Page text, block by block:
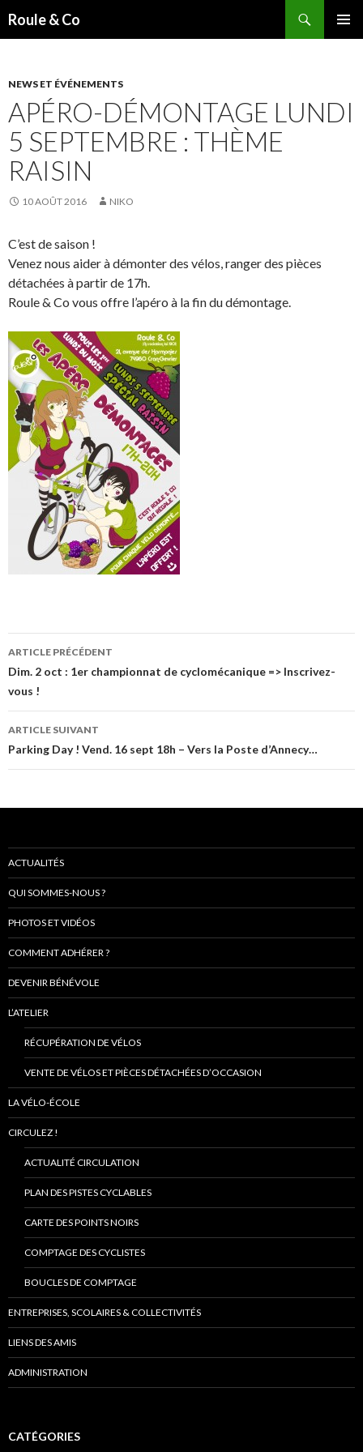
Roule & Co
PRINCIPAL
NEWS ET ÉVÉNEMENTS
APÉRO-DÉMONTAGE LUNDI
5 SEPTEMBRE : THÈME
RAISIN
10 AOÛT 2016 NIKO
C’est de saison !
Venez nous aider à démonter des vélos, ranger des pièces
détachées à partir de 17h.
Roule & Co vous offre l’apéro à la fin du démontage.
Navigation
de
l’article
ARTICLE PRÉCÉDENT
Dim. 2 oct : 1er championnat de cyclomécanique => Inscrivez-
vous !
ARTICLE SUIVANT
Parking Day ! Vend. 16 sept 18h – Vers la Poste d’Annecy…
ACTUALITÉS
QUI SOMMES-NOUS ?
PHOTOS ET VIDÉOS
COMMENT ADHÉRER ?
DEVENIR BÉNÉVOLE
L’ATELIER
RÉCUPÉRATION DE VÉLOS
VENTE DE VÉLOS ET PIÈCES DÉTACHÉES D’OCCASION
LA VÉLO-ÉCOLE
CIRCULEZ !
ACTUALITÉ CIRCULATION
PLAN DES PISTES CYCLABLES
CARTE DES POINTS NOIRS
COMPTAGE DES CYCLISTES
BOUCLES DE COMPTAGE
ENTREPRISES, SCOLAIRES & COLLECTIVITÉS
LIENS DES AMIS
ADMINISTRATION
CATÉGORIES